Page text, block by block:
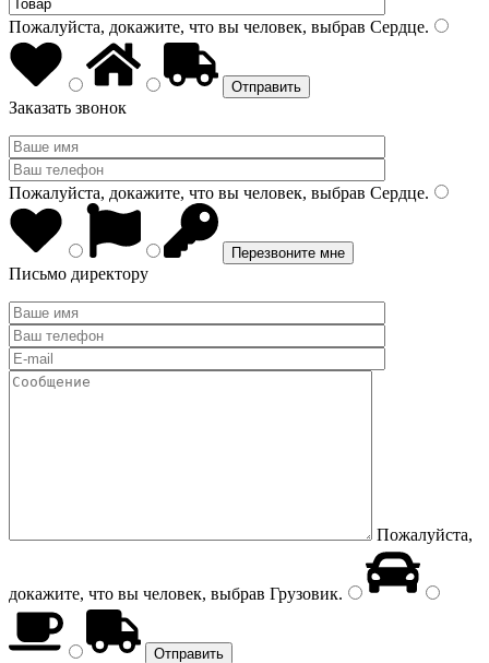
Пожалуйста, докажите, что вы человек, выбрав Сердце.
Заказать звонок
Пожалуйста, докажите, что вы человек, выбрав Сердце.
Письмо директору
Пожалуйста,
докажите, что вы человек, выбрав Грузовик.